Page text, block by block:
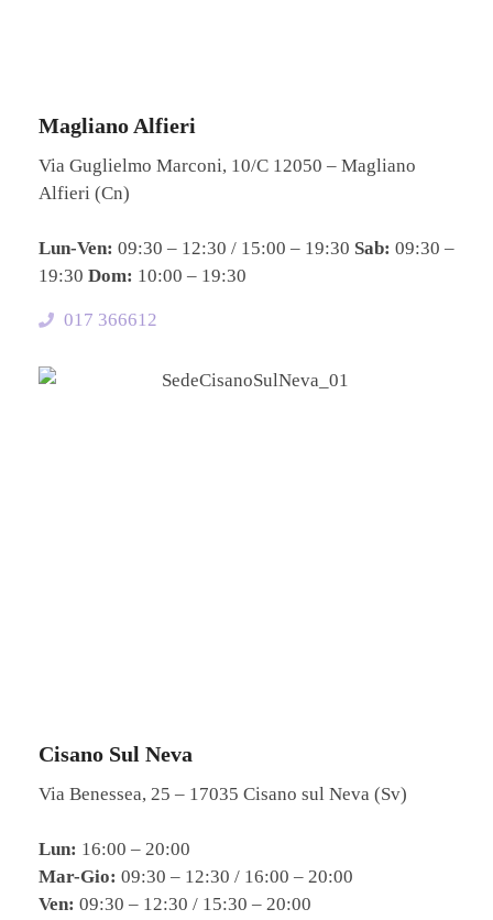
Magliano Alfieri
Via Guglielmo Marconi, 10/C 12050 – Magliano
Alfieri (Cn)
Lun-Ven: 09:30 – 12:30 / 15:00 – 19:30 Sab: 09:30 –
19:30 Dom: 10:00 – 19:30
017 366612
Cisano Sul Neva
Via Benessea, 25 – 17035 Cisano sul Neva (Sv)
Lun: 16:00 – 20:00
Mar-Gio: 09:30 – 12:30 / 16:00 – 20:00
Ven: 09:30 – 12:30 / 15:30 – 20:00